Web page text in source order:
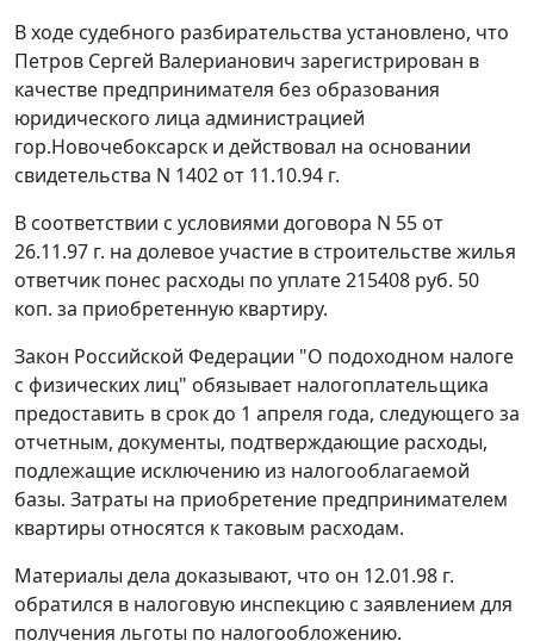
В ходе судебного разбирательства установлено, что
Петров Сергей Валерианович зарегистрирован в
качестве предпринимателя без образования
юридического лица администрацией
гор.Новочебоксарск и действовал на основании
свидетельства N 1402 от 11.10.94 г.
В соответствии с условиями договора N 55 от
26.11.97 г. на долевое участие в строительстве жилья
ответчик понес расходы по уплате 215408 руб. 50
коп. за приобретенную квартиру.
Закон Российской Федерации "О подоходном налоге
с физических лиц" обязывает налогоплательщика
предоставить в срок до 1 апреля года, следующего за
отчетным, документы, подтверждающие расходы,
подлежащие исключению из налогооблагаемой
базы. Затраты на приобретение предпринимателем
квартиры относятся к таковым расходам.
Материалы дела доказывают, что он 12.01.98 г.
обратился в налоговую инспекцию с заявлением для
получения льготы по налогообложению.